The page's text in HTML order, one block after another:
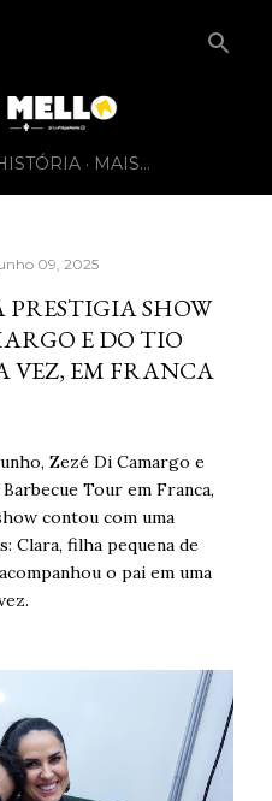
MAIS…
09, 2025
PRESTIGIA SHOW
E DO TIO
VEZ, EM FRANCA
Zezé Di Camargo e
Tour em Franca,
contou com uma
Clara, filha pequena de
o pai em uma